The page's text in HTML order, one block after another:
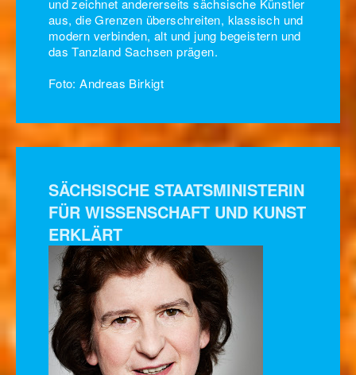
aus, die Grenzen überschreiten, klassisch und
modern verbinden, alt und jung begeistern und
das Tanzland Sachsen prägen.
Foto: Andreas Birkigt
SÄCHSISCHE STAATSMINISTERIN
FÜR WISSENSCHAFT UND KUNST
ERKLÄRT